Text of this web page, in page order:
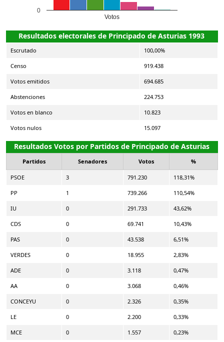
Votos
0
Resultados electorales de Principado de Asturias 1993
Escrutado 100,00%
Censo 919.438
Votos emitidos 694.685
Abstenciones 224.753
Votos en blanco 10.823
Votos nulos 15.097
Resultados Votos por Partidos de Principado de Asturias
Partidos Senadores Votos %
PSOE 3 791.230 118,31%
PP 1 739.266 110,54%
IU 0 291.733 43,62%
CDS 0 69.741 10,43%
PAS 0 43.538 6,51%
VERDES 0 18.955 2,83%
ADE 0 3.118 0,47%
AA 0 3.068 0,46%
CONCEYU 0 2.326 0,35%
LE 0 2.200 0,33%
MCE 0 1.557 0,23%